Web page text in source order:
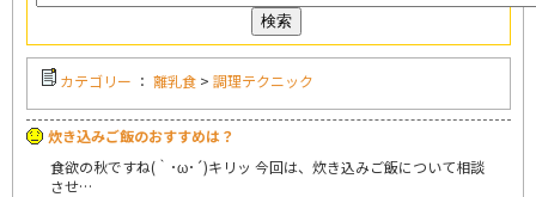
カテゴリー ： 離乳食 > 調理テクニック
炊き込みご飯のおすすめは？
食欲の秋ですね(｀･ω･´)キリッ 今回は、炊き込みご飯について相談
させ…